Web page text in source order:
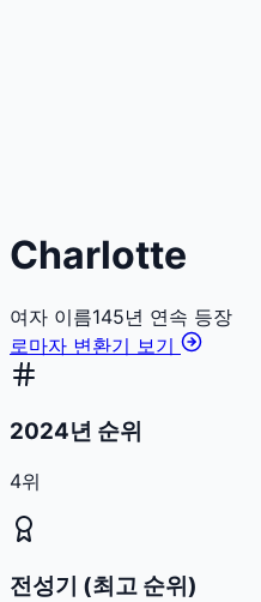
Charlotte
여자 이름145년 연속 등장
로마자 변환기 보기
2024년 순위
4위
전성기 (최고 순위)